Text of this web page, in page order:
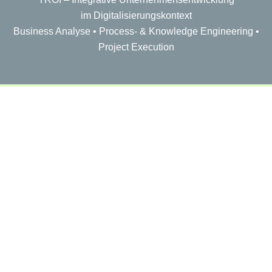
im Digitalisierungskontext
Business Analyse • Process- & Knowledge Engineering •
Project Execution